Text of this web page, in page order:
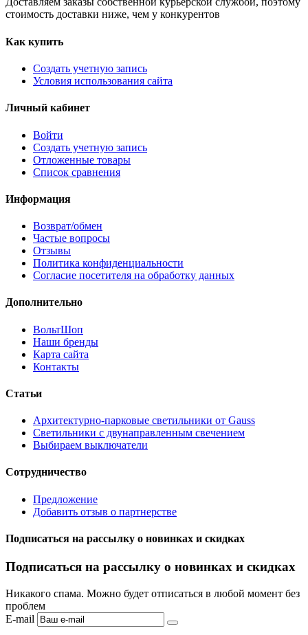
стоимость доставки ниже, чем у конкурентов
Как купить
Создать учетную запись
Условия использования сайта
Личный кабинет
Войти
Создать учетную запись
Отложенные товары
Список сравнения
Информация
Возврат/обмен
Частые вопросы
Отзывы
Политика конфиденциальности
Согласие посетителя на обработку данных
Дополнительно
ВольтШоп
Наши бренды
Карта сайта
Контакты
Статьи
Архитектурно-парковые светильники от Gauss
Светильники с двунаправленным свечением
Выбираем выключатели
Сотрудничество
Предложение
Добавить отзыв о партнерстве
Подписаться на рассылку о новинках и скидках
Подписаться на рассылку о новинках и скидках
Никакого спама. Можно будет отписаться в любой момент без
проблем
E-mail